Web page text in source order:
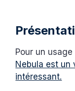
Pour un
Nebula est un
intéressant.